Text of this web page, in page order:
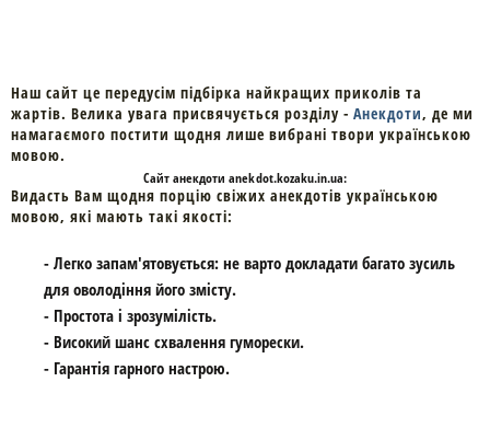
Наш сайт це передусім підбірка найкращих приколів та
жартів. Велика увага присвячується розділу - Анекдоти, де ми
намагаємого постити щодня лише вибрані твори українською
мовою.
Cайтанекдоти anekdot.kozaku.in.ua:
Видасть Вам щодня порцію свіжих анекдотів українською
мовою, які мають такі якості:
- Легко запам'ятовується: не варто докладати багато зусиль
для оволодіння його змісту.
- Простота і зрозумілість.
- Високий шанс схвалення гуморески.
- Гарантія гарного настрою.